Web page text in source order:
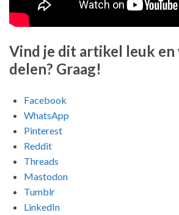
Vind je dit artikel leuk en
delen? Graag!
Facebook
WhatsApp
Pinterest
Reddit
Threads
Mastodon
Tumblr
LinkedIn